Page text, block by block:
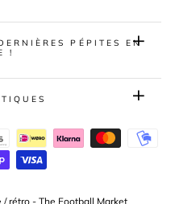
PÉPITES EN
!
rétro - The Football Market